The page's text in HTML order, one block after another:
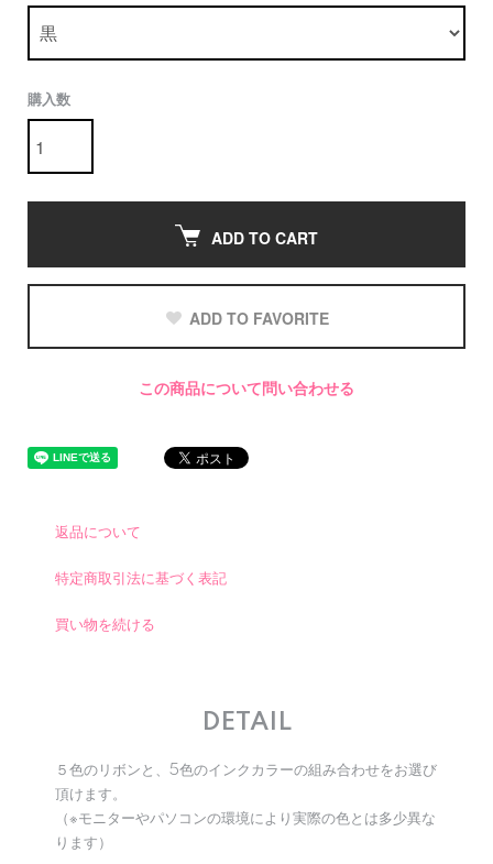
購入数
ADD TO CART
ADD TO FAVORITE
この商品について問い合わせる
返品について
特定商取引法に基づく表記
買い物を続ける
DETAIL
５色のリボンと、5色のインクカラーの組み合わせをお選び
頂けます。
（※モニターやパソコンの環境により実際の色とは多少異な
ります）